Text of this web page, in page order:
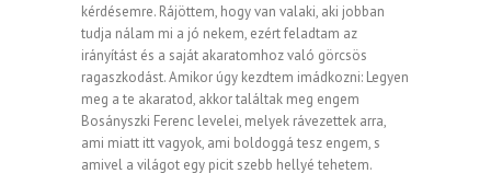
kérdésemre. Rájöttem, hogy van valaki, aki jobban
tudja nálam mi a jó nekem, ezért feladtam az
irányítást és a saját akaratomhoz való görcsös
ragaszkodást. Amikor úgy kezdtem imádkozni: Legyen
meg a te akaratod, akkor találtak meg engem
Bosányszki Ferenc levelei, melyek rávezettek arra,
ami miatt itt vagyok, ami boldoggá tesz engem, s
amivel a világot egy picit szebb hellyé tehetem.